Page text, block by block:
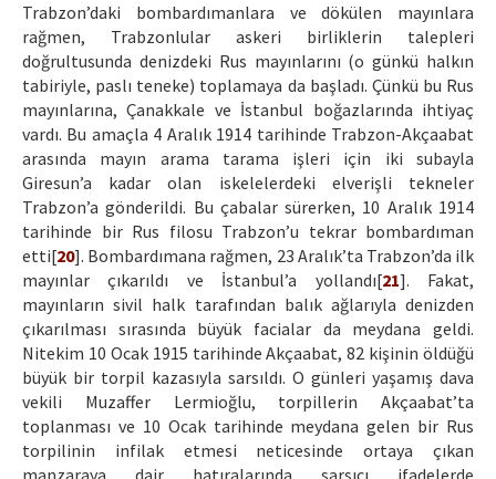
Trabzon’daki bombardımanlara ve dökülen mayınlara
rağmen, Trabzonlular askeri birliklerin talepleri
doğrultusunda denizdeki Rus mayınlarını (o günkü halkın
tabiriyle, paslı teneke) toplamaya da başladı. Çünkü bu Rus
mayınlarına, Çanakkale ve İstanbul boğazlarında ihtiyaç
vardı. Bu amaçla 4 Aralık 1914 tarihinde Trabzon-Akçaabat
arasında mayın arama tarama işleri için iki subayla
Giresun’a kadar olan iskelelerdeki elverişli tekneler
Trabzon’a gönderildi. Bu çabalar sürerken, 10 Aralık 1914
tarihinde bir Rus filosu Trabzon’u tekrar bombardıman
etti[20]. Bombardımana rağmen, 23 Aralık’ta Trabzon’da ilk
mayınlar çıkarıldı ve İstanbul’a yollandı[21]. Fakat,
mayınların sivil halk tarafından balık ağlarıyla denizden
çıkarılması sırasında büyük facialar da meydana geldi.
Nitekim 10 Ocak 1915 tarihinde Akçaabat, 82 kişinin öldüğü
büyük bir torpil kazasıyla sarsıldı. O günleri yaşamış dava
vekili Muzaffer Lermioğlu, torpillerin Akçaabat’ta
toplanması ve 10 Ocak tarihinde meydana gelen bir Rus
torpilinin infilak etmesi neticesinde ortaya çıkan